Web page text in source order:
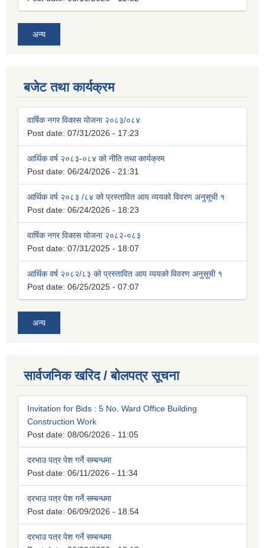
अन्य
बजेट तथा कार्यक्रम
वार्षिक नगर विकास योजना २०८३/०८४
Post date: 07/31/2026 - 17:23
आर्थिक वर्ष २०८३-०८४ को नीति तथा कार्यक्रम
Post date: 06/24/2026 - 21:31
आर्थिक वर्ष २०८३ /८४ को प्रस्तावित आय व्ययको विवरण अनुसूची १
Post date: 06/24/2026 - 18:23
वार्षिक नगर विकास योजना २०८२-०८३
Post date: 07/31/2025 - 18:07
आर्थिक वर्ष २०८२/८३ को प्रस्तावित आय व्ययको विवरण अनुसूची १
Post date: 06/25/2025 - 07:07
अन्य
सार्वजनिक खरिद / बोलपत्र सूचना
Invitation for Bids : 5 No. Ward Office Building
Construction Work
Post date: 08/06/2026 - 11:05
दरभाउ पत्र पेश गर्ने सम्बन्धमा
Post date: 06/11/2026 - 11:34
दरभाउ पत्र पेश गर्ने सम्बन्धमा
Post date: 06/09/2026 - 18:54
दरभाउ पत्र पेश गर्ने सम्बन्धमा